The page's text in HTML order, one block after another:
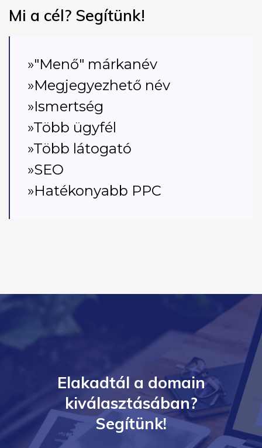
Mi a cél? Segítünk!
»"Menő" márkanév
»Megjegyezhető név
»Ismertség
»Több ügyfél
»Több látogató
»SEO
»Hatékonyabb PPC
Elakadtál a domain
kiválasztásában?
Segítünk!